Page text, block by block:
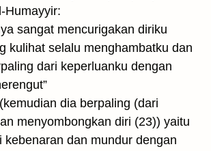
Humayyir:
sangat mencurigakan diriku
kulihat selalu menghambatku dan
dari keperluanku dengan
dia berpaling (dari
menyombongkan diri (23)) yaitu
kebenaran dan mundur dengan